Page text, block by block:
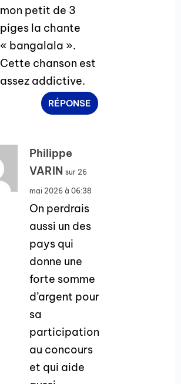
mon petit de 3
piges la chante
« bangalala ».
Cette chanson est
assez addictive.
RÉPONSE
Philippe
VARIN sur 26
mai 2026 à 06:38
On perdrais
aussi un des
pays qui
donne une
forte somme
d’argent pour
sa
participation
au concours
et qui aide